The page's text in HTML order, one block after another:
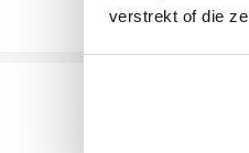
verstrekt of die